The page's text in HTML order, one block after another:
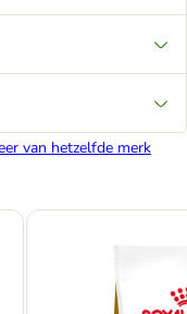
van hetzelfde merk